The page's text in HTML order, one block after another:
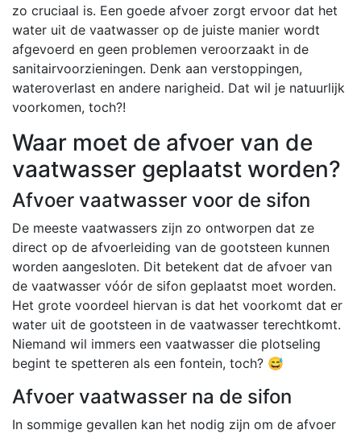
zo cruciaal is. Een goede afvoer zorgt ervoor dat het
water uit de vaatwasser op de juiste manier wordt
afgevoerd en geen problemen veroorzaakt in de
sanitairvoorzieningen. Denk aan verstoppingen,
wateroverlast en andere narigheid. Dat wil je natuurlijk
voorkomen, toch?!
Waar moet de afvoer van de
vaatwasser geplaatst worden?
Afvoer vaatwasser voor de sifon
De meeste vaatwassers zijn zo ontworpen dat ze
direct op de afvoerleiding van de gootsteen kunnen
worden aangesloten. Dit betekent dat de afvoer van
de vaatwasser vóór de sifon geplaatst moet worden.
Het grote voordeel hiervan is dat het voorkomt dat er
water uit de gootsteen in de vaatwasser terechtkomt.
Niemand wil immers een vaatwasser die plotseling
begint te spetteren als een fontein, toch? 😅
Afvoer vaatwasser na de sifon
In sommige gevallen kan het nodig zijn om de afvoer